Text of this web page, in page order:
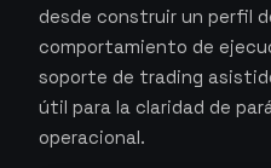
desde construir un perfil
comportamiento de
soporte de trading
útil para la claridad de
operacional.